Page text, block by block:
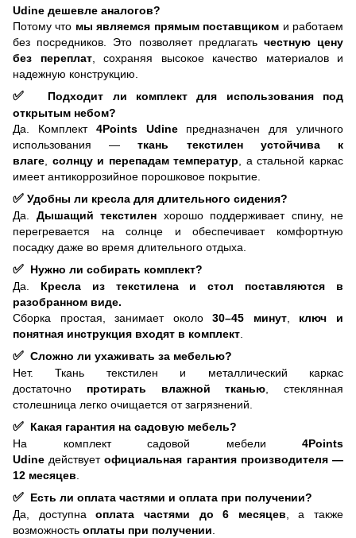
Udine дешевле аналогов?
Потому что мы являемся прямым поставщиком и работаем
без посредников. Это позволяет предлагать честную цену
без переплат, сохраняя высокое качество материалов и
надежную конструкцию.
✅
Подходит ли комплект для использования под
открытым небом?
Да. Комплект 4Points Udine предназначен для уличного
использования —ткань текстилен устойчива к
влаге, солнцу и перепадам температур, а стальной каркас
имеет антикоррозийное порошковое покрытие.
✅ Удобны ли кресла для длительного сидения?
Да. Дышащий текстилен хорошо поддерживает спину, не
перегревается на солнце и обеспечивает комфортную
посадку даже во время длительного отдыха.
✅ Нужно ли собирать комплект?
Да. Кресла из текстилена и стол поставляются в
разобранном виде.
Сборка простая, занимает около30–45 минут, ключ и
понятная инструкция входят в комплект.
✅ Сложно ли ухаживать за мебелью?
Нет. Ткань текстилен и металлический каркас
достаточно протирать влажной тканью, стеклянная
столешница легко очищается от загрязнений.
✅ Какая гарантия на садовую мебель?
На комплект садовой мебели 4Points
Udineдействуетофициальная гарантия производителя —
12 месяцев.
✅ Есть ли оплата частями и оплата при получении?
Да, доступнаоплата частями до 6 месяцев, а также
возможность оплаты при получении.